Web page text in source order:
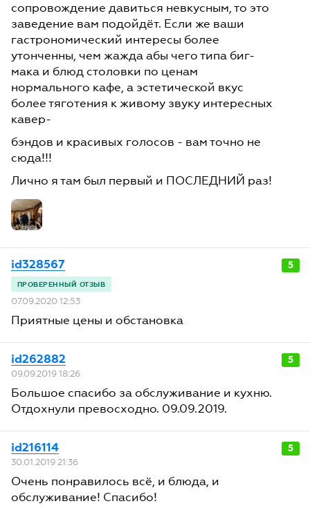
сопровождение давиться невкусным, то это
заведение вам подойдёт. Если же ваши
гастрономический интересы более
утонченны, чем жажда абы чего типа биг-
мака и блюд столовки по ценам
нормального кафе, а эстетической вкус
более тяготения к живому звуку интересных
кавер-
бэндов и красивых голосов - вам точно не
сюда!!!
Лично я там был первый и ПОСЛЕДНИЙ раз!
5
id328567
07.09.2020 12:53
Приятные цены и обстановка
5
id262882
09.09.2019 18:26
Большое спасибо за обслуживание и кухню.
Отдохнули превосходно. 09.09.2019.
5
id216114
30.01.2019 21:36
Очень понравилось всё, и блюда, и
обслуживание! Спасибо!